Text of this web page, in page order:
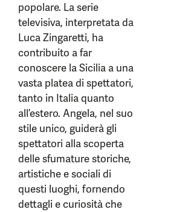
popolare. La serie
televisiva, interpretata da
Luca Zingaretti, ha
contribuito a far
conoscere la Sicilia a una
vasta platea di spettatori,
tanto in Italia quanto
all’estero. Angela, nel suo
stile unico, guiderà gli
spettatori alla scoperta
delle sfumature storiche,
artistiche e sociali di
questi luoghi, fornendo
dettagli e curiosità che